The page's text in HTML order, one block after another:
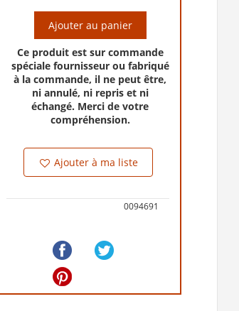
Ajouter au panier
Ce produit est sur commande
spéciale fournisseur ou fabriqué
à la commande, il ne peut être,
ni annulé, ni repris et ni
échangé. Merci de votre
compréhension.
Ajouter à ma liste
0094691